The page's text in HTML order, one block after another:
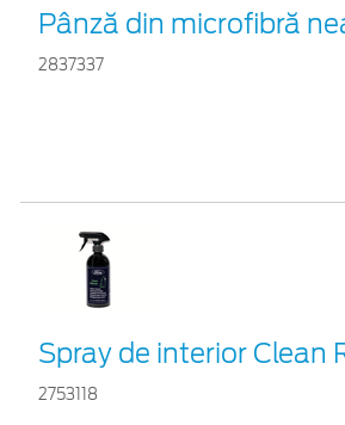
Pânză din microfibră
2837337
Spray de interior Clean
2753118